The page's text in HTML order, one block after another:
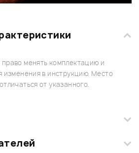
менять комплектацию и
изменения в инструкцию. Место
от указанного.